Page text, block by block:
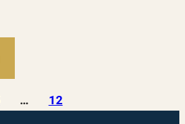
… 12